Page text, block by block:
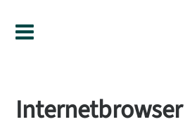
Internetbrowser